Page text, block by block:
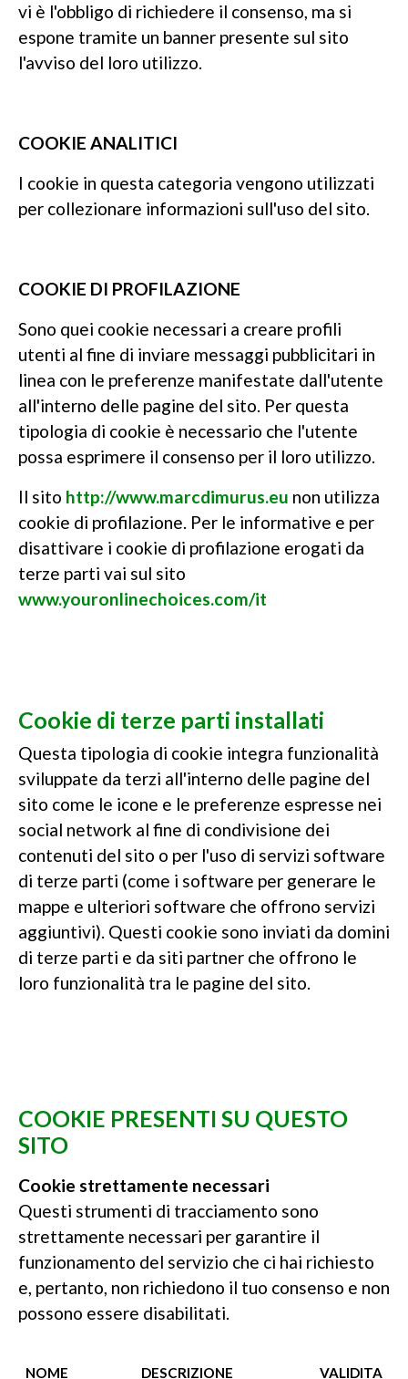
vi è l'obbligo di richiedere il consenso, ma si
espone tramite un banner presente sul sito
l'avviso del loro utilizzo.
COOKIE ANALITICI
I cookie in questa categoria vengono utilizzati
per collezionare informazioni sull'uso del sito.
COOKIE DI PROFILAZIONE
Sono quei cookie necessari a creare profili
utenti al fine di inviare messaggi pubblicitari in
linea con le preferenze manifestate dall'utente
all'interno delle pagine del sito. Per questa
tipologia di cookie è necessario che l'utente
possa esprimere il consenso per il loro utilizzo.
Il sito http://www.marcdimurus.eu non utilizza
cookie di profilazione. Per le informative e per
disattivare i cookie di profilazione erogati da
terze parti vai sul sito
www.youronlinechoices.com/it
Cookie di terze parti installati
Questa tipologia di cookie integra funzionalità
sviluppate da terzi all'interno delle pagine del
sito come le icone e le preferenze espresse nei
social network al fine di condivisione dei
contenuti del sito o per l'uso di servizi software
di terze parti (come i software per generare le
mappe e ulteriori software che offrono servizi
aggiuntivi). Questi cookie sono inviati da domini
di terze parti e da siti partner che offrono le
loro funzionalità tra le pagine del sito.
COOKIE PRESENTI SU QUESTO
SITO
Cookie strettamente necessari
Questi strumenti di tracciamento sono
strettamente necessari per garantire il
funzionamento del servizio che ci hai richiesto
e, pertanto, non richiedono il tuo consenso e non
possono essere disabilitati.
NOME DESCRIZIONE VALIDITA